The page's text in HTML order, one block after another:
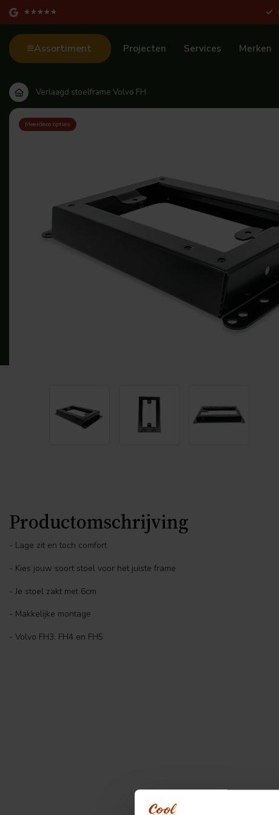
Assortiment Projecten Services Merken
Verlaagd stoelframe Volvo FH
Meerdere opties
Productomschrijving
- Lage zit en toch comfort
- Kies jouw soort stoel voor het juiste frame
- Je stoel zakt met 6cm
- Makkelijke montage
- Volvo FH3, FH4 en FH5